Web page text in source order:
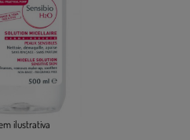
ilustrativa